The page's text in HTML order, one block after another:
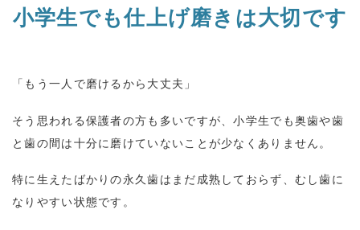
小学生でも仕上げ磨きは大切です
「もう一人で磨けるから大丈夫」
そう思われる保護者の方も多いですが、小学生でも奥歯や歯
と歯の間は十分に磨けていないことが少なくありません。
特に生えたばかりの永久歯はまだ成熟しておらず、むし歯に
なりやすい状態です。